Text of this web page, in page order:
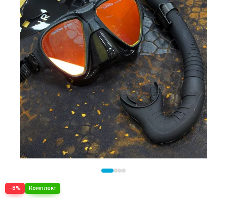
Прозрачные стекла
Маски без рамки
С креплением для GoPro
С моностеклом
С двумя стеклами
Просветленные стекла
−8%